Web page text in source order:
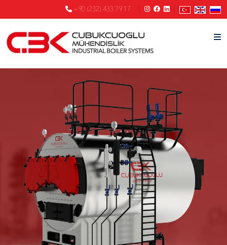
+90 (232) 433 79 17